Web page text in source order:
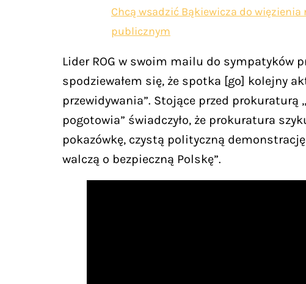
Chcą wsadzić Bąkiewicza do
publicznym
Lider ROG w swoim mailu do sympatyków
spodziewałem się, że spotka [go] kolejny
przewidywania”. Stojące przed
pogotowia” świadczyło, że prokuratura
pokazówkę, czystą polityczną
walczą o bezpieczną Polskę”.